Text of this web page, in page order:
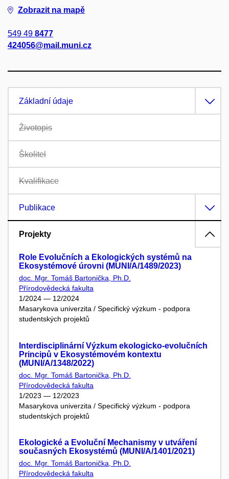
Zobrazit na mapě
549 49 8477
424056@mail.muni.cz
Základní údaje
Životopis
Školitel
Kvalifikace
Publikace
Projekty
Role Evolučních a Ekologických systémů na
Ekosystémové úrovni (MUNI/A/1489/2023)
doc. Mgr. Tomáš Bartonička, Ph.D.
Přírodovědecká fakulta
1/2024 — 12/2024
Masarykova univerzita / Specifický výzkum - podpora
studentských projektů
Interdisciplinární Výzkum ekologicko-evolučních
Principů v Ekosystémovém kontextu
(MUNI/A/1348/2022)
doc. Mgr. Tomáš Bartonička, Ph.D.
Přírodovědecká fakulta
1/2023 — 12/2023
Masarykova univerzita / Specifický výzkum - podpora
studentských projektů
Ekologické a Evoluční Mechanismy v utváření
současných Ekosystémů (MUNI/A/1401/2021)
doc. Mgr. Tomáš Bartonička, Ph.D.
Přírodovědecká fakulta